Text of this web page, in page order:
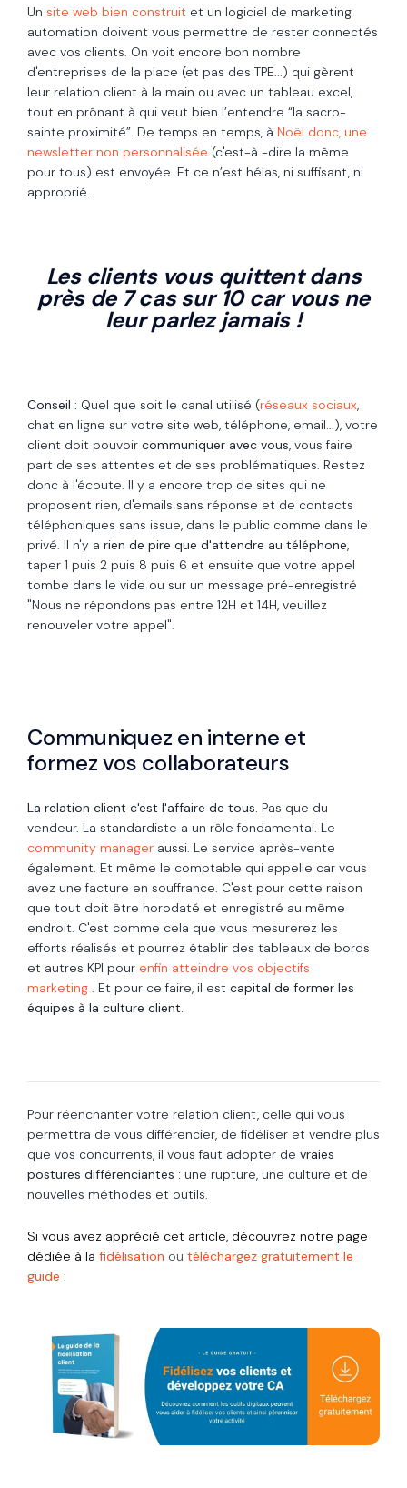
Un site web bien construit et un logiciel de marketing
automation doivent vous permettre de rester connectés
avec vos clients. On voit encore bon nombre
d'entreprises de la place (et pas des TPE...) qui gèrent
leur relation client à la main ou avec un tableau excel,
tout en prônant à qui veut bien l’entendre “la sacro-
sainte proximité”. De temps en temps, à Noël donc, une
newsletter non personnalisée (c'est-à -dire la même
pour tous) est envoyée. Et ce n’est hélas, ni suffisant, ni
approprié.
Les clients vous quittent dans
près de 7 cas sur 10 car vous ne
leur parlez jamais !
Conseil : Quel que soit le canal utilisé (réseaux sociaux,
chat en ligne sur votre site web, téléphone, email...), votre
client doit pouvoir communiquer avec vous, vous faire
part de ses attentes et de ses problématiques. Restez
donc à l'écoute. Il y a encore trop de sites qui ne
proposent rien, d'emails sans réponse et de contacts
téléphoniques sans issue, dans le public comme dans le
privé. Il n'y a rien de pire que d'attendre au téléphone,
taper 1 puis 2 puis 8 puis 6 et ensuite que votre appel
tombe dans le vide ou sur un message pré-enregistré
"Nous ne répondons pas entre 12H et 14H, veuillez
renouveler votre appel".
Communiquez en interne et
formez vos collaborateurs
La relation client c'est l'affaire de tous. Pas que du
vendeur. La standardiste a un rôle fondamental. Le
community manager aussi. Le service après-vente
également. Et même le comptable qui appelle car vous
avez une facture en souffrance. C'est pour cette raison
que tout doit être horodaté et enregistré au même
endroit. C'est comme cela que vous mesurerez les
efforts réalisés et pourrez établir des tableaux de bords
et autres KPI pour enfin atteindre vos objectifs
marketing . Et pour ce faire, il est capital de former les
équipes à la culture client.
Pour réenchanter votre relation client, celle qui vous
permettra de vous différencier, de fidéliser et vendre plus
que vos concurrents, il vous faut adopter de vraies
postures différenciantes : une rupture, une culture et de
nouvelles méthodes et outils.
Si vous avez apprécié cet article, découvrez notre page
dédiée à la fidélisation ou téléchargez gratuitement le
guide :